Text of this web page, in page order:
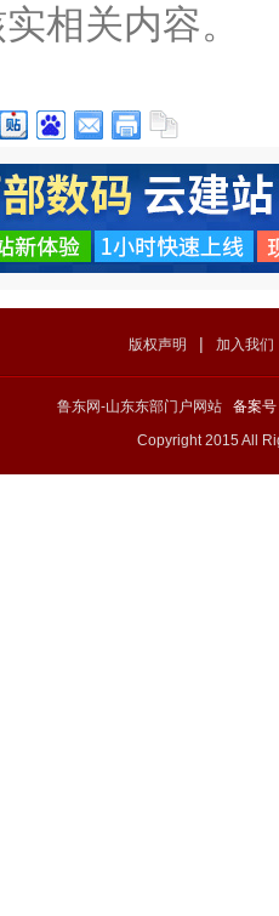
相关内容。
版权声明 | 加入我们
鲁东网-山东东部门户网站 备案
Copyright 2015 All